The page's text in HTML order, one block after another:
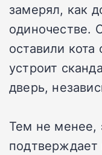
замерял, как
одиночестве.
оставили кота
устроит
дверь,
Тем не менее,